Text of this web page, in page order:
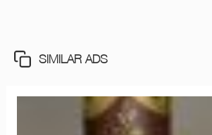
SIMILAR ADS